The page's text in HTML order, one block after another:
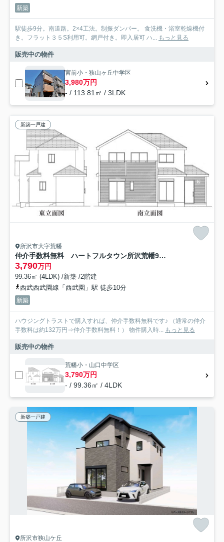
新築
駅徒歩9分。南道路。2×4工法。制振ダンパー。 食洗機・浴室乾燥機付
き。フラット３５S利用可。網戸付き。即入居可 ハ... もっと見る
販売中の物件
宮前小・狭山ヶ丘中学区
3,980万円
- / 113.81㎡ / 3LDK
新築一戸建
所沢市大字荒幡
仲介手数料無料 ハートフルタウン所沢荒幡9期・新築全1棟
3,790万円
99.36㎡ (4LDK) /新築 /2階建
西武西武園線「西武園」駅 徒歩10分
新築
ハウジングトラストで購入すれば、仲介手数料無料です♪ （通常の仲介
手数料は約132万円⇒仲介手数料無料！） 物件購入時...
もっと見る
販売中の物件
荒幡小・山口中学区
3,790万円
- / 99.36㎡ / 4LDK
新築一戸建
所沢市狭山ケ丘